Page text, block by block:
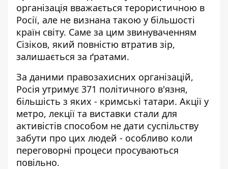
організація вважається терористичною в
Росії, але не визнана такою у більшості
країн світу. Саме за цим звинуваченням
Сізіков, який повністю втратив зір,
залишається за ґратами.
За даними правозахисних організацій,
Росія утримує 371 політичного в'язня,
більшість з яких - кримські татари. Акції у
метро, лекції та виставки стали для
активістів способом не дати суспільству
забути про цих людей - особливо коли
переговорні процеси просуваються
повільно.